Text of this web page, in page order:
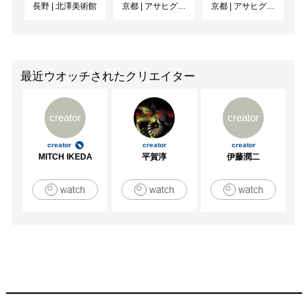
長野 | 北澤美術館 京都 | アサヒグループ大山崎山荘美術館 京都 | アサヒグループ大山崎山荘美術館
最近ウオッチされたクリエイター
creator
creator
MITCH IKEDA
creator
平賀淳
creator
creator
伊藤潤二